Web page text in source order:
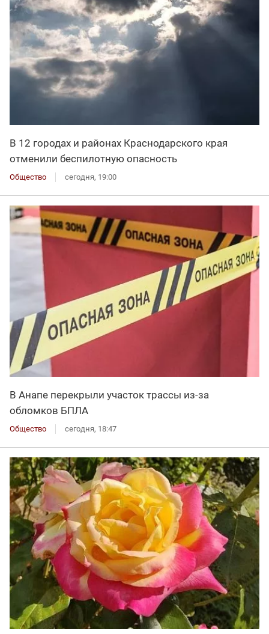
В 12 городах и районах Краснодарского края
отменили беспилотную опасность
Общество сегодня, 19:00
В Анапе перекрыли участок трассы из-за
обломков БПЛА
Общество сегодня, 18:47